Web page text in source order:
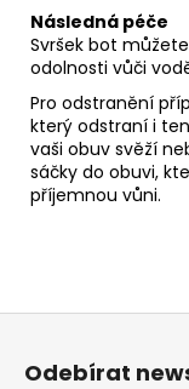
Následná péče
Svršek bot
odolnosti vůči
Pro odstranění
který odstraní i
vaši obuv svěží
sáčky do obuvi,
příjemnou vůni.
Z
Odebírat